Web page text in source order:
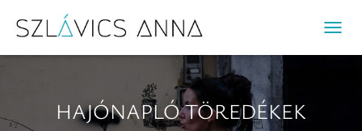
A
HAJÓNAPLÓ TÖREDÉKEK